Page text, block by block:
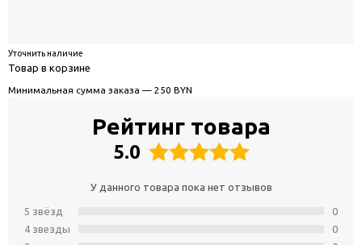
Уточнить наличие
Товар в корзине
Минимальная сумма заказа — 250 BYN
Рейтинг товара
5.0
У данного товара пока нет отзывов
5 звёзд
4 звeзды
0
0